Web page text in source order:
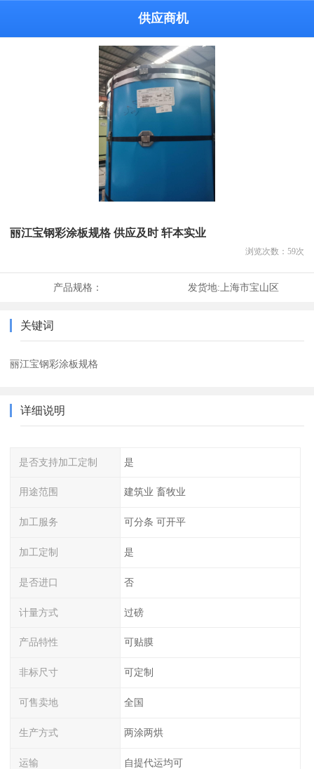
供应商机
丽江宝钢彩涂板规格 供应及时 轩本实业
浏览次数： 59次
产品规格： 发货地:上海市宝山区
关键词
丽江宝钢彩涂板规格
详细说明
是否支持加工定制 是
用途范围 建筑业 畜牧业
加工服务 可分条 可开平
加工定制 是
是否进口 否
计量方式 过磅
产品特性 可贴膜
非标尺寸 可定制
可售卖地 全国
生产方式 两涂两烘
运输 自提代运均可